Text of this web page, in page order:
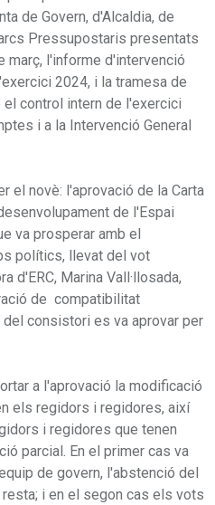
de Govern, d'Alcaldia, de
Pressupostaris presentats
l'informe d'intervenció
2024, i la tramesa de
control intern de l'exercici
i a la Intervenció General
el novè: l'aprovació de la Carta
de l'Espai
va prosperar amb el
polítics, llevat del vot
d'ERC, Marina Vall·llosada,
de compatibilitat
consistori es va aprovar per
a l'aprovació la modificació
els regidors i regidores, així
i regidores que tenen
parcial. En el primer cas va
de govern, l'abstenció del
i en el segon cas els vots